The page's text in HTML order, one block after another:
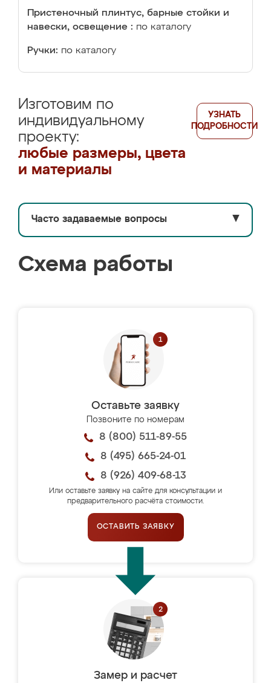
Пристеночный плинтус, барные стойки и
навески, освещение : по каталогу
Ручки: по каталогу
Изготовим по
индивидуальному
проекту:
любые размеры, цвета
и материалы
УЗНАТЬ
ПОДРОБНОСТИ
Часто задаваемые вопросы ▼
Схема работы
Оставьте заявку
Позвоните по номерам
8 (800) 511-89-55
8 (495) 665-24-01
8 (926) 409-68-13
Или оставьте заявку на сайте для консультации и
предварительного расчёта стоимости.
ОСТАВИТЬ ЗАЯВКУ
Замер и расчет